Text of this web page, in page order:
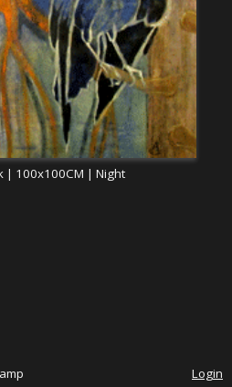
| 100x100CM | Night
Login